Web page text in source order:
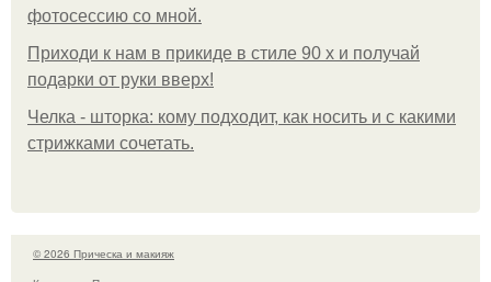
фотосессию со мной.
Приходи к нам в прикиде в стиле 90 х и получай
подарки от руки вверх!
Челка - шторка: кому подходит, как носить и с какими
стрижками сочетать.
© 2026 Прическа и макияж